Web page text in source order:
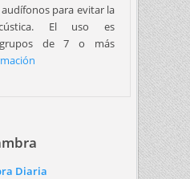
para evitar la
El uso es
de 7 o más
Diaria